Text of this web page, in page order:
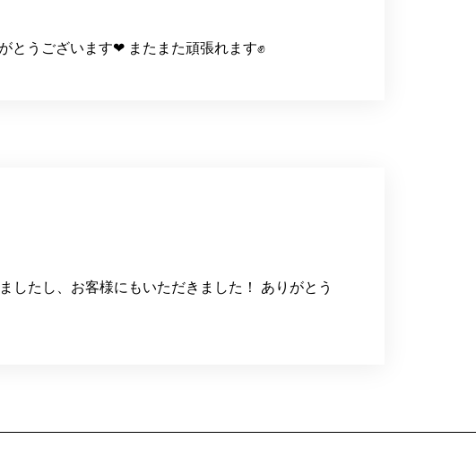
うございます❤ またまた頑張れます✊
たし、お客様にもいただきました！ ありがとう